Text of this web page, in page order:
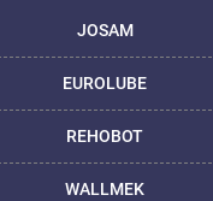
JOSAM
EUROLUBE
REHOBOT
WALLMEK